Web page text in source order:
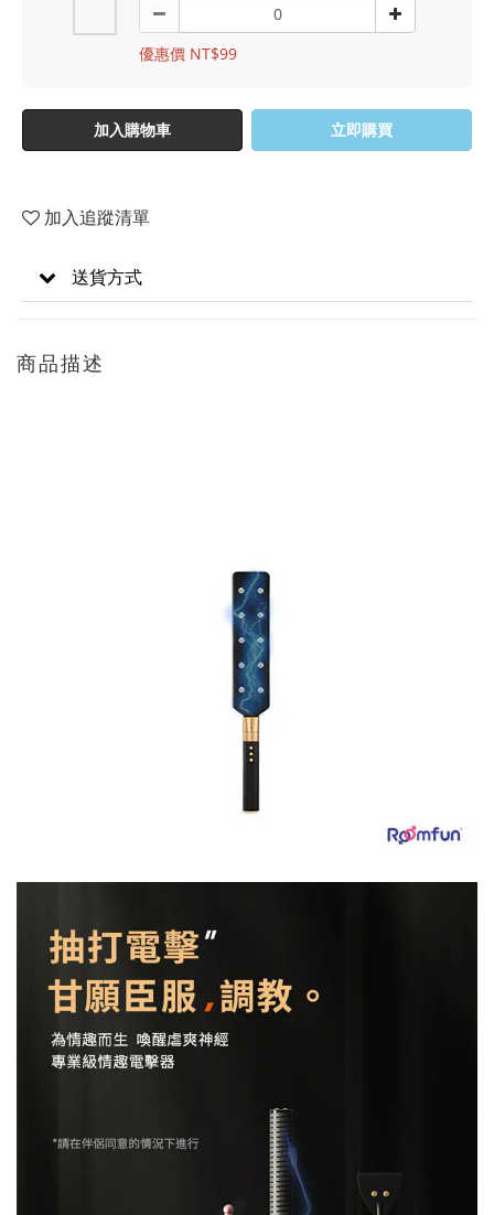
優惠價 NT$99
加入購物車 立即購買
加入追蹤清單
送貨方式
商品描述